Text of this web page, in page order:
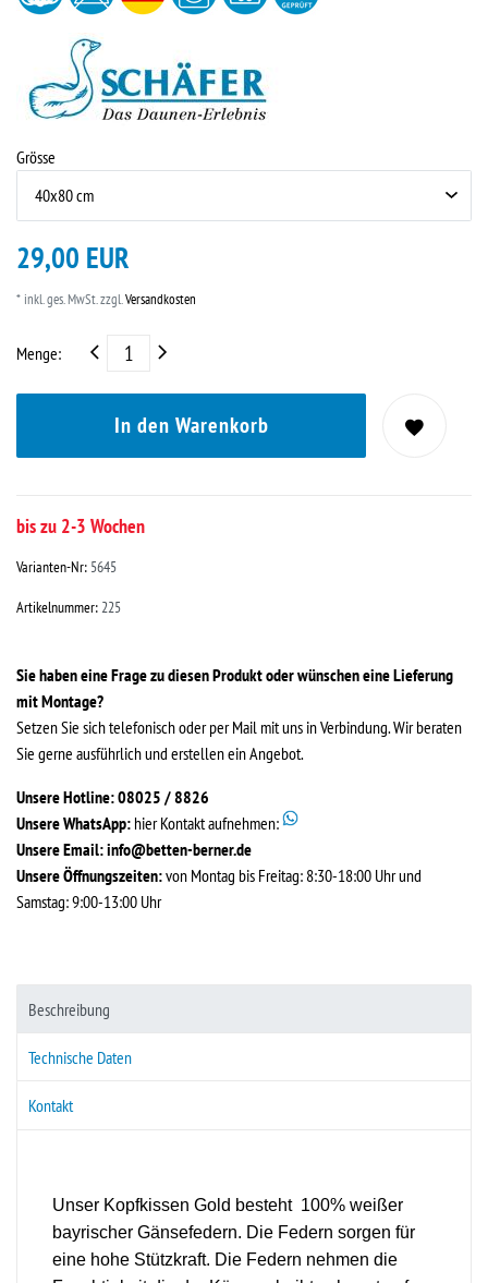
Grösse
29,00 EUR
* inkl. ges. MwSt. zzgl.Versandkosten
Menge:
In den Warenkorb
bis zu 2-3 Wochen
Varianten-Nr: 5645
Artikelnummer:225
Sie haben eine Frage zu diesen Produkt oder wünschen eine Lieferung
mit Montage?
Setzen Sie sich telefonisch oder per Mail mit uns in Verbindung. Wir beraten
Sie gerne ausführlich und erstellen ein Angebot.
Unsere Hotline: 08025 / 8826
Unsere WhatsApp: hier Kontakt aufnehmen:
Unsere Email:info@betten-berner.de
Unsere Öffnungszeiten:von Montag bis Freitag: 8:30-18:00 Uhr und
Samstag: 9:00-13:00 Uhr
Beschreibung
Technische Daten
Kontakt
Unser Kopfkissen Gold besteht 100% weißer
bayrischer Gänsefedern. Die Federn sorgen für
eine hohe Stützkraft. Die Federn nehmen die